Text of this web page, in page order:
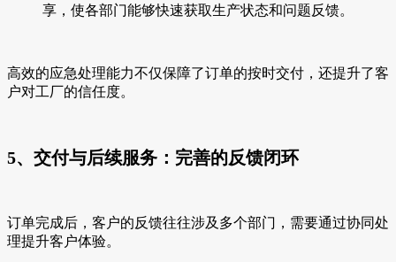
享，使各部门能够快速获取生产状态和问题反馈。
高效的应急处理能力不仅保障了订单的按时交付，还提升了客
户对工厂的信任度。
5、交付与后续服务：完善的反馈闭环
订单完成后，客户的反馈往往涉及多个部门，需要通过协同处
理提升客户体验。